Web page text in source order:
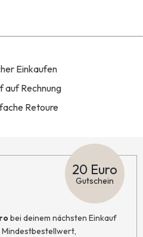
Einkaufen
auf Rechnung
Retoure
20 Euro
Gutschein
bei deinem nächsten Einkauf